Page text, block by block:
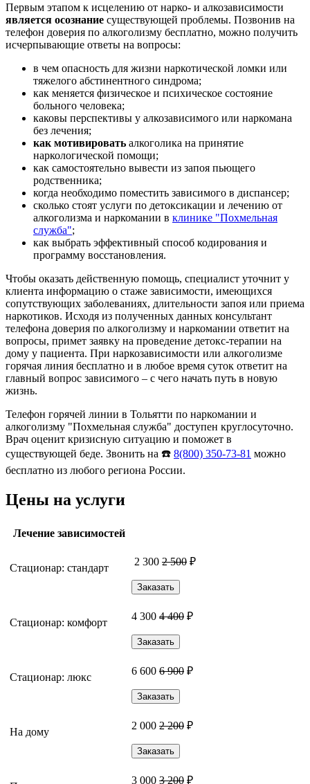
Первым этапом к исцелению от нарко- и алкозависимости
является осознание существующей проблемы. Позвонив на
телефон доверия по алкоголизму бесплатно, можно получить
исчерпывающие ответы на вопросы:
в чем опасность для жизни наркотической ломки или
тяжелого абстинентного синдрома;
как меняется физическое и психическое состояние
больного человека;
каковы перспективы у алкозависимого или наркомана
без лечения;
как мотивировать алкоголика на принятие
наркологической помощи;
как самостоятельно вывести из запоя пьющего
родственника;
когда необходимо поместить зависимого в диспансер;
сколько стоят услуги по детоксикации и лечению от
алкоголизма и наркомании в клинике "Похмельная
служба";
как выбрать эффективный способ кодирования и
программу восстановления.
Чтобы оказать действенную помощь, специалист уточнит у
клиента информацию о стаже зависимости, имеющихся
сопутствующих заболеваниях, длительности запоя или приема
наркотиков. Исходя из полученных данных консультант
телефона доверия по алкоголизму и наркомании ответит на
вопросы, примет заявку на проведение детокс-терапии на
дому у пациента. При наркозависимости или алкоголизме
горячая линия бесплатно и в любое время суток ответит на
главный вопрос зависимого – с чего начать путь в новую
жизнь.
Телефон горячей линии в Тольятти по наркомании и
алкоголизму "Похмельная служба" доступен круглосуточно.
Врач оценит кризисную ситуацию и поможет в
существующей беде. Звонить на ☎️ 8(800) 350-73-81 можно
бесплатно из любого региона России.
Цены на услуги
Лечение зависимостей
Стационар: стандарт
2 300 2 500 ₽
Заказать
Стационар: комфорт
4 300 4 400 ₽
Заказать
Стационар: люкс
6 600 6 900 ₽
Заказать
На дому
2 000 2 200 ₽
Заказать
3 000 3 200 ₽